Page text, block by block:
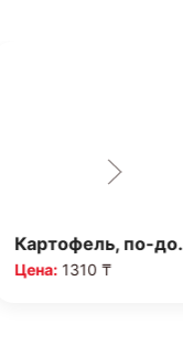
Картофель, по-
Цена:1310 ₸